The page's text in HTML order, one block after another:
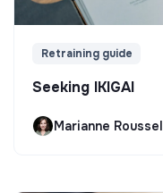
Retraining guide
Seeking IKIGAI
Marianne Roussel